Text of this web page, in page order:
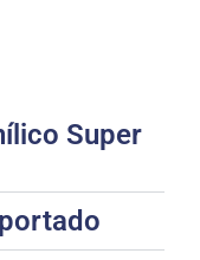
Super